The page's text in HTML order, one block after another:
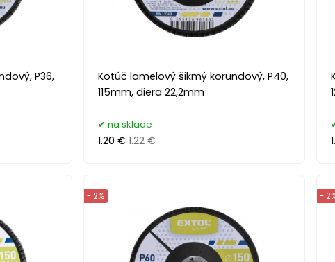
P36,
Kotúč lamelový šikmý korundový, P40,
115mm, diera 22,2mm
na sklade
1.20 € 1.22 €
- 2% -